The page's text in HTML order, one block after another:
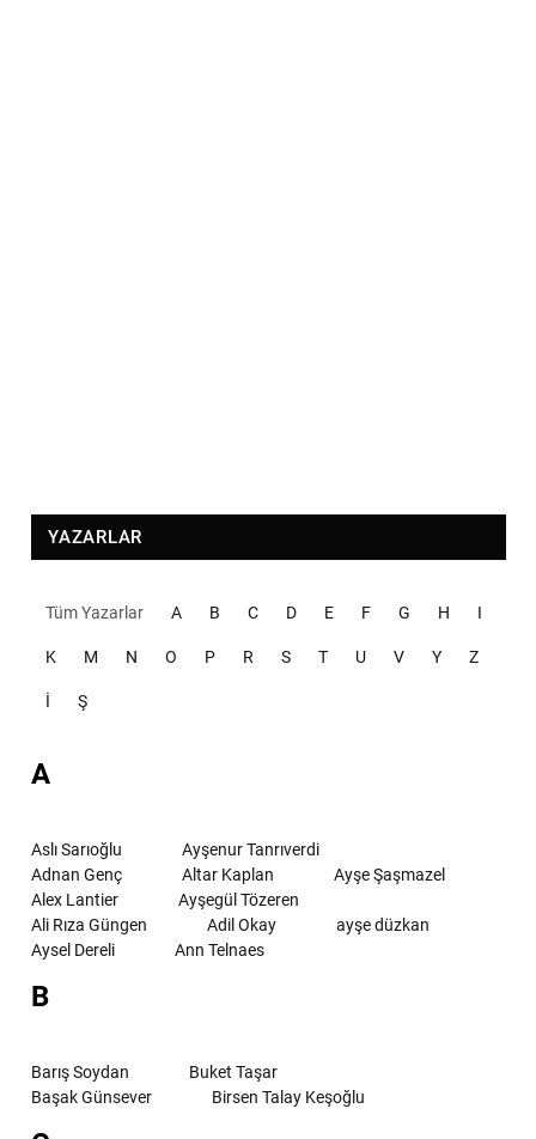
YAZARLAR
Tüm Yazarlar A B C D E F G H I
K M N O P R S T U V Y Z
İ Ş
A
Aslı Sarıoğlu
Ayşenur Tanrıverdi
Adnan Genç
Altar Kaplan
Ayşe Şaşmazel
Alex Lantier
Ayşegül Tözeren
Ali Rıza Güngen
Adil Okay
ayşe düzkan
Aysel Dereli
Ann Telnaes
B
Barış Soydan
Buket Taşar
Başak Günsever
Birsen Talay Keşoğlu